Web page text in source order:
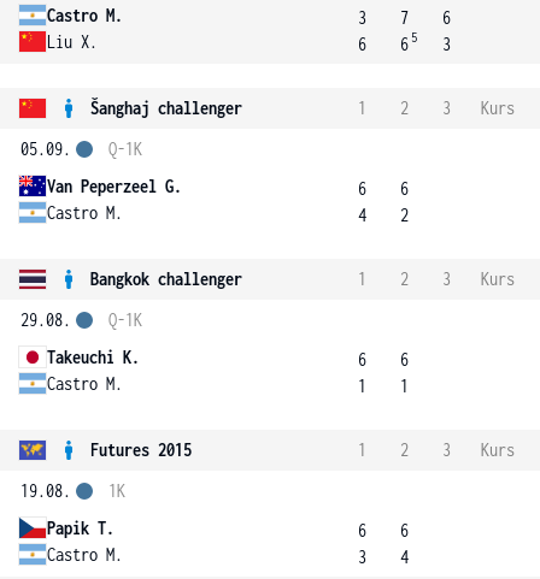
Castro M.
Liu X.
3
6
7
6 5
6
3
Šanghaj challenger 1 2 3
Kurs
05.09.
Van Peperzeel G.
Castro M.
Q-1K
6
4
6
2
Bangkok challenger 1 2 3
Kurs
29.08.
Takeuchi K.
Castro M.
Q-1K
6
1
6
1
Futures 2015 1 2 3
Kurs
19.08.
Papik T.
Castro M.
1K
6
3
6
4